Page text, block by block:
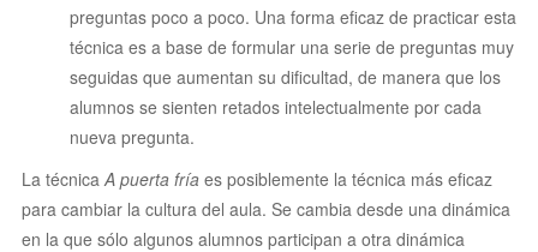
preguntas poco a poco. Una forma eficaz de practicar esta
técnica es a base de formular una serie de preguntas muy
seguidas que aumentan su dificultad, de manera que los
alumnos se sienten retados intelectualmente por cada
nueva pregunta.
La técnica A puerta fría es posiblemente la técnica más eficaz
para cambiar la cultura del aula. Se cambia desde una dinámica
en la que sólo algunos alumnos participan a otra dinámica